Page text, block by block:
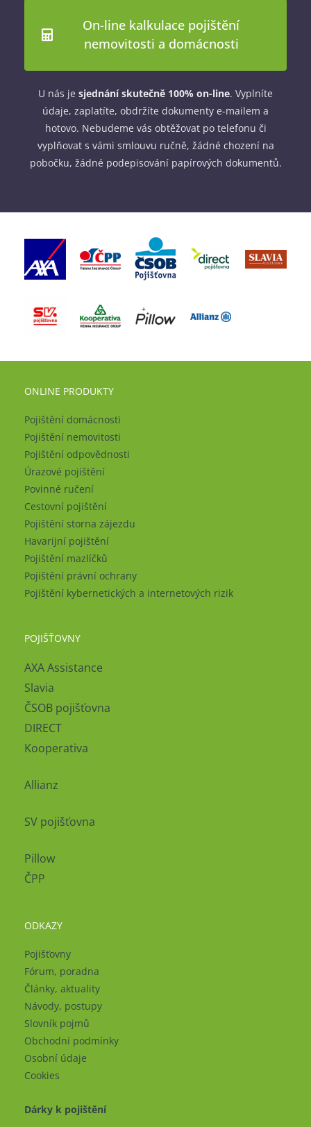
On-line kalkulace pojištění
nemovitosti a domácnosti
U nás je sjednání skutečně 100% on-line. Vyplníte
údaje, zaplatíte, obdržíte dokumenty e-mailem a
hotovo. Nebudeme vás obtěžovat po telefonu či
vyplňovat s vámi smlouvu ručně, žádné chození na
pobočku, žádné podepisování papírových dokumentů.
ONLINE PRODUKTY
Pojištění domácnosti
Pojištění nemovitosti
Pojištění odpovědnosti
Úrazové pojištění
Povinné ručení
Cestovní pojištění
Pojištění storna zájezdu
Havarijní pojištění
Pojištění mazlíčků
Pojištění právní ochrany
Pojištění kybernetických a internetových rizik
POJIŠŤOVNY
AXA Assistance
Slavia
ČSOB pojišťovna
DIRECT
Kooperativa
Allianz
SV pojišťovna
Pillow
ČPP
ODKAZY
Pojišťovny
Fórum, poradna
Články, aktuality
Návody, postupy
Slovník pojmů
Obchodní podmínky
Osobní údaje
Cookies
Dárky k pojištění